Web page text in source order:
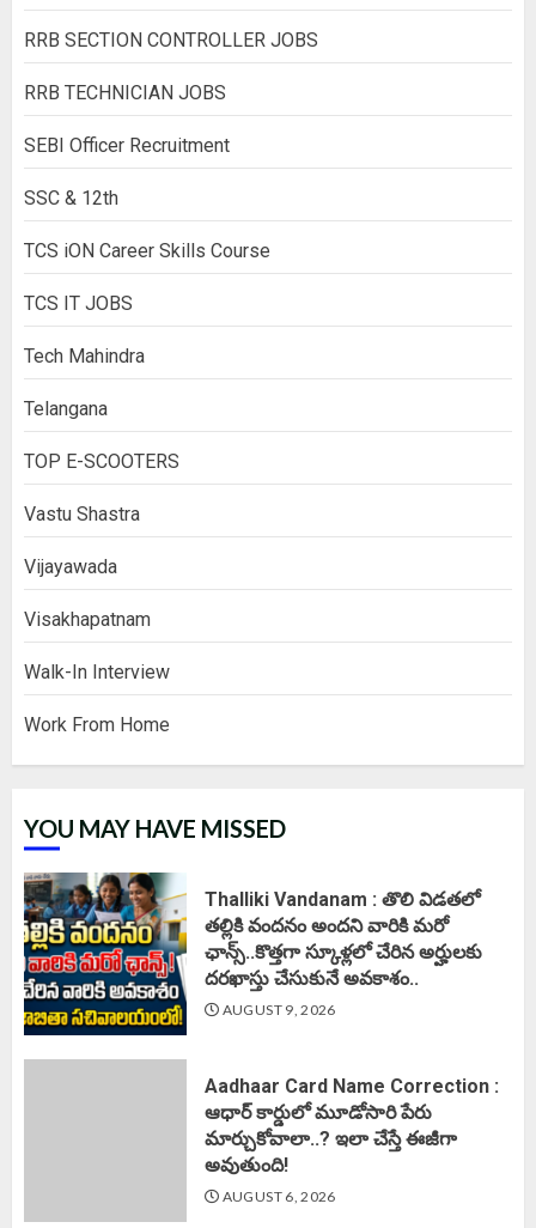
RRB SECTION CONTROLLER JOBS
RRB TECHNICIAN JOBS
SEBI Officer Recruitment
SSC & 12th
TCS iON Career Skills Course
TCS IT JOBS
Tech Mahindra
Telangana
TOP E-SCOOTERS
Vastu Shastra
Vijayawada
Visakhapatnam
Walk-In Interview
Work From Home
YOU MAY HAVE MISSED
Thalliki Vandanam : తొలి విడతలో
తల్లికి వందనం అందని వారికి మరో
ఛాన్స్..కొత్తగా స్కూళ్లలో చేరిన అర్హులకు
దరఖాస్తు చేసుకునే అవకాశం..
AUGUST 9, 2026
Aadhaar Card Name Correction :
ఆధార్ కార్డులో మూడోసారి పేరు
మార్చుకోవాలా..? ఇలా చేస్తే ఈజీగా
అవుతుంది!
AUGUST 6, 2026